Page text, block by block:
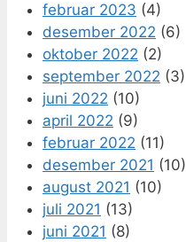
februar 2023 (4)
desember 2022 (6)
oktober 2022 (2)
september 2022 (3)
juni 2022 (10)
april 2022 (9)
februar 2022 (11)
desember 2021 (10)
august 2021 (10)
juli 2021 (13)
juni 2021 (8)